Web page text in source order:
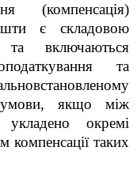
(компенсація)
є складовою
включаються
та
якщо між
окремі
компенсації таких